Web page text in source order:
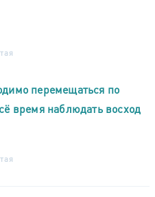
перемещаться по
время наблюдать восход